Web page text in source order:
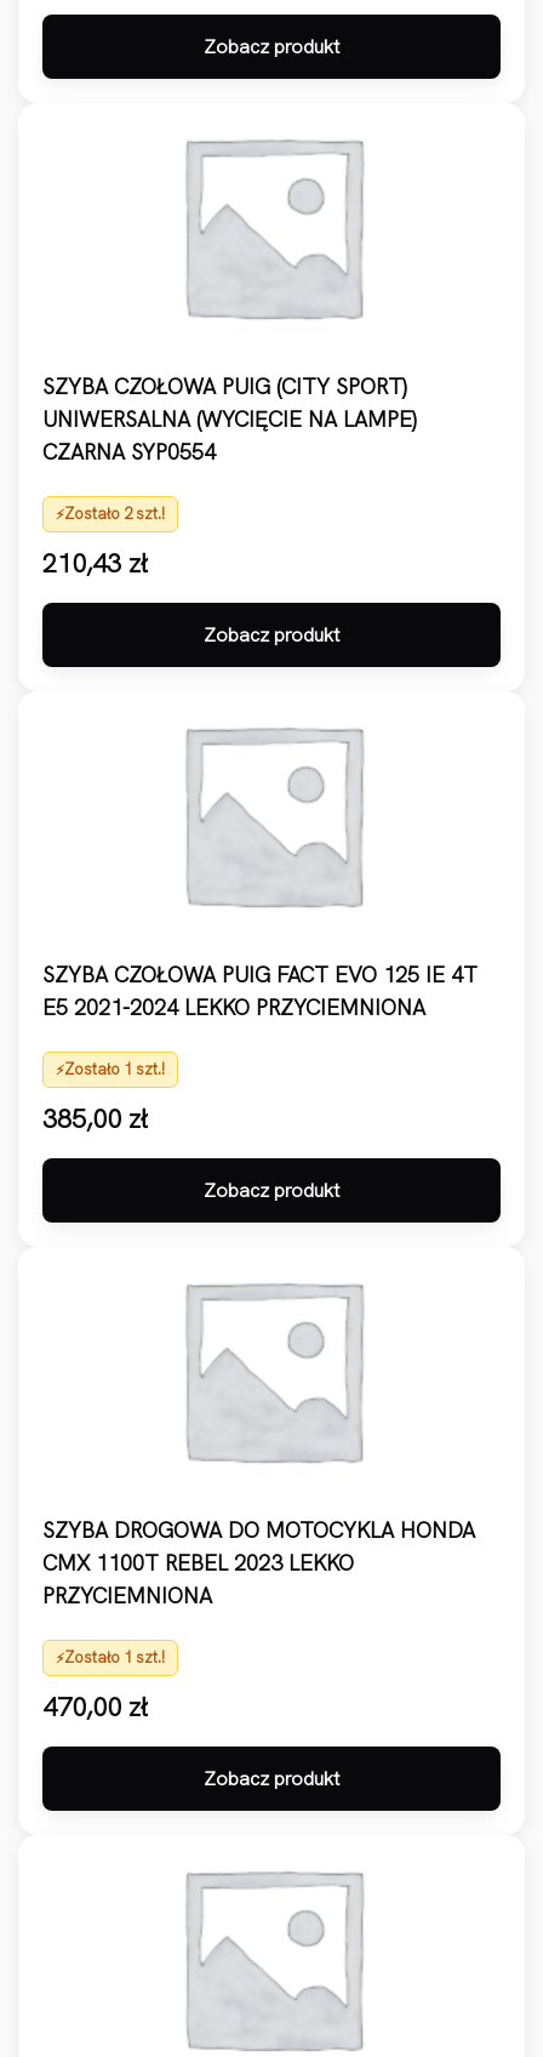
Zobacz produkt
SZYBA CZOŁOWA PUIG (CITY SPORT)
UNIWERSALNA (WYCIĘCIE NA LAMPE)
CZARNA SYP0554
Zostało 2 szt.!
210,43 zł
Zobacz produkt
SZYBA CZOŁOWA PUIG FACT EVO 125 IE 4T
E5 2021-2024 LEKKO PRZYCIEMNIONA
Zostało 1 szt.!
385,00 zł
Zobacz produkt
SZYBA DROGOWA DO MOTOCYKLA HONDA
CMX 1100T REBEL 2023 LEKKO
PRZYCIEMNIONA
Zostało 1 szt.!
470,00 zł
Zobacz produkt